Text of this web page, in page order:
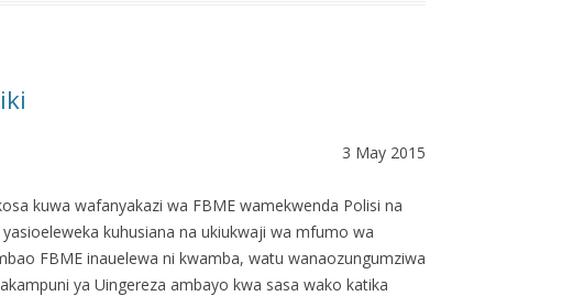
3 May 2015
kuwa wafanyakazi wa FBME wamekwenda Polisi na
kuhusiana na ukiukwaji wa mfumo wa
FBME inauelewa ni kwamba, watu wanaozungumziwa
ya Uingereza ambayo kwa sasa wako katika